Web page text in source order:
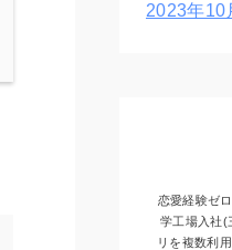
2023年10
恋愛経験ゼ
学工場入社(
リを複数利